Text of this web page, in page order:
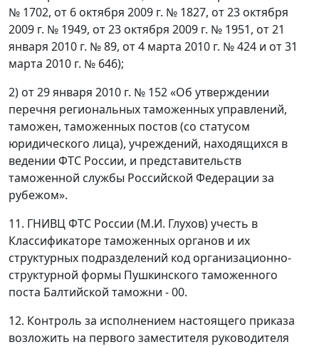
№ 1702, от 6 октября 2009 г. № 1827, от 23 октября
2009 г. № 1949, от 23 октября 2009 г. № 1951, от 21
января 2010 г. № 89, от 4 марта 2010 г. № 424 и от 31
марта 2010 г. № 646);
2) от 29 января 2010 г. № 152 «Об утверждении
перечня региональных таможенных управлений,
таможен, таможенных постов (со статусом
юридического лица), учреждений, находящихся в
ведении ФТС России, и представительств
таможенной службы Российской Федерации за
рубежом».
11. ГНИВЦ ФТС России (М.И. Глухов) учесть в
Классификаторе таможенных органов и их
структурных подразделений код организационно-
структурной формы Пушкинского таможенного
поста Балтийской таможни - 00.
12. Контроль за исполнением настоящего приказа
возложить на первого заместителя руководителя